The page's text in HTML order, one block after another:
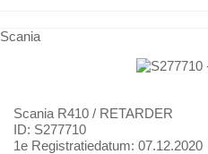
Scania
Scania R410 / RETARDER
ID: S277710
1e Registratiedatum: 07.12.2020